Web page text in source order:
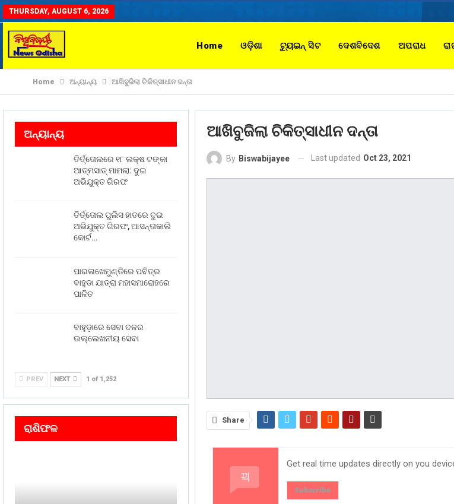
THURSDAY, AUGUST 6, 2026
Home ଓଡ଼ିଶା ଟ୍ୟୁଇନ୍ ସିଟ ଦେଶବିଦେଶ ଅପରାଧ
Home ଅନ୍ୟାନ୍ୟ ଆଖିବୁଜିଲା ଚିକିତ୍ସାଧୀନ ଦନ୍ତା
ଆଖିବୁଜିଲା ଚିକିତ୍ସାଧୀନ ଦନ୍ତା
By Biswabijayee Last updated Oct 23, 2021
Share
Get real time updates directly on you
Subscribe
ଅନ୍ୟାନ୍ୟ
ତିର୍ତ୍ତୋଲରେ ୧୮ ଲକ୍ଷ ଟଙ୍କା
ଆତ୍ମସାତ୍ ମାମଲା: ଦୁଇ
ଅଭିଯୁକ୍ତ ଗିରଫ
ତିର୍ତ୍ତୋଲ ପୁଲିସ ହାତରେ ଦୁଇ
ଅଭିଯୁକ୍ତ ଗିରଫ, ଆସନ୍ତାକାଲି
କୋର୍ଟ…
ପାରଳାଖେମୁଣ୍ଡିରେ ପବିତ୍ର
ବାହୁଡା ଯାତ୍ରା ମହାସମାରୋହରେ
ପାଳିତ
ବାହୁଡ଼ାରେ ସେବା ଦଳର
ଉଲ୍ଲେଖନୀୟ ସେବା
PREV NEXT 1 of 1,252
ରାଶିଫଳ